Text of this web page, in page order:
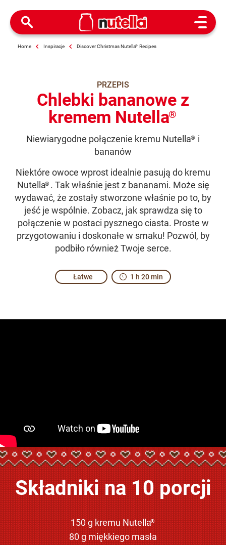
Open
Home Inspiracje Discover Christmas Nutella® Recipes
PRZEPIS
Chlebki bananowe z
kremem Nutella®
Niewiarygodne połączenie kremu Nutella® i
bananów
Niektóre owoce wprost idealnie pasują do kremu
Nutella® . Tak właśnie jest z bananami. Może się
wydawać, że zostały stworzone właśnie po to, by
jeść je wspólnie. Zobacz, jak sprawdza się to
połączenie w postaci pysznego ciasta. Proste w
przygotowaniu i doskonałe w smaku! Pozwól, by
podbiło również Twoje serce.
Łatwe 1 h 20 min
Składniki na 10 porcji
150 g kremu Nutella®
80 g miękkiego masła